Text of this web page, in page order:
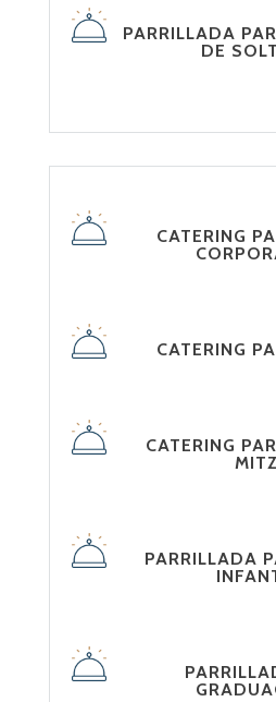
PARRILLADA
DE
CATERING
CATERING
CATERING
PARRILLADA